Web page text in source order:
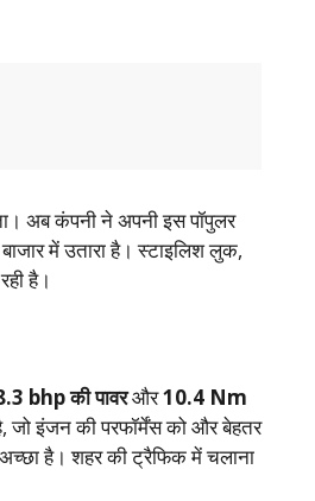
अब कंपनी ने अपनी इस पॉपुलर
में उतारा है। स्टाइलिश लुक,
है।
bhp की पावरऔर10.4 Nm
इंजन की परफॉर्मेंस को और बेहतर
है। शहर की ट्रैफिक में चलाना